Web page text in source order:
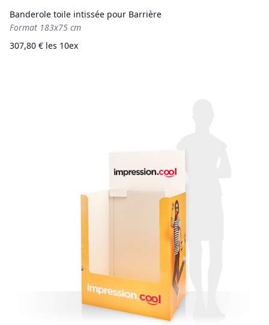
Banderole toile intissée pour Barrière
Format 183x75 cm
307,80 € les 10ex